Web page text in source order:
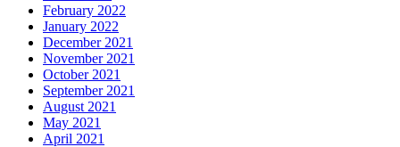
February 2022
January 2022
December 2021
November 2021
October 2021
September 2021
August 2021
May 2021
April 2021